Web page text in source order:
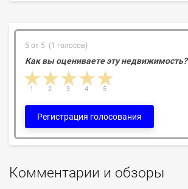
5 от 5 (1 голосов)
Как вы оцениваете эту недвижимость?
4 stars
3 stars
2 stars
1 star 5
4
3
2
1
Регистрация голосования
Комментарии и обзоры